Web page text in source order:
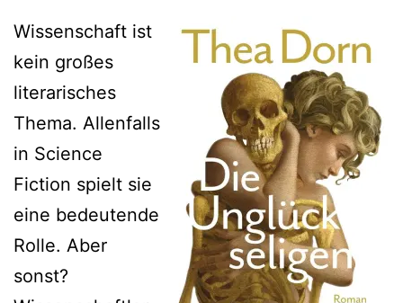
Wissenschaft ist
kein großes
literarisches
Thema. Allenfalls
in Science
Fiction spielt sie
eine bedeutende
Rolle. Aber
sonst?